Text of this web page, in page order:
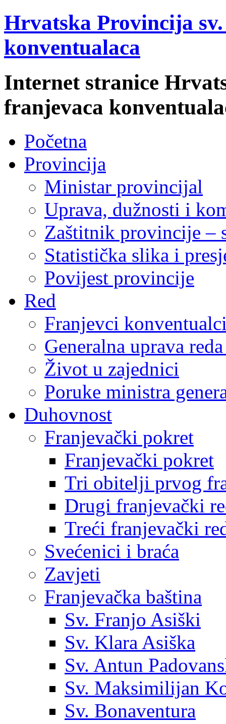
Hrvatska Provincija
konventualaca
Internet stranice
franjevaca
Početna
Provincija
Ministar provincijal
Uprava, dužnosti i
Zaštitnik provincije –
Statistička slika i
Povijest provincije
Red
Franjevci
Generalna uprava
Život u zajednici
Poruke ministra
Duhovnost
Franjevački pokret
Franjevački pokret
Tri obitelji prvog
Drugi franjevački
Treći franjevački
Svećenici i braća
Zavjeti
Franjevačka baština
Sv. Franjo Asiški
Sv. Klara Asiška
Sv. Antun
Sv. Maksimilijan
Sv. Bonaventura